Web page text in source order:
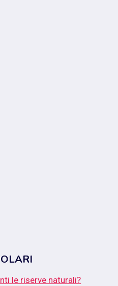
le riserve naturali?